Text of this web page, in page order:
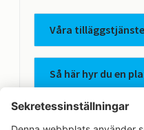
Våra
Så här hyr du en
Apcoas